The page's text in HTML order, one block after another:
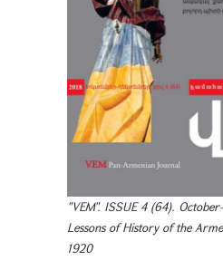
"VEM". ISSUE 4 (64).
Lessons of History of the
1920